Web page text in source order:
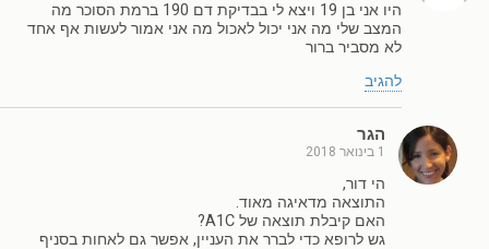
היו אני בן 19 ויצא לי בבדיקת דם 190 ברמת הסוכר מה
המצב שלי מה אני יכול לאכול מה אני אמור לעשות אף אחד
לא מסביר ברור
להגיב
הגר
1 בינואר 2018
הי דור,
התוצאה מדאיגה מאוד.
האם קיבלת תוצאה של A1C?
גש לרופא כדי לברר את העניין, אפשר גם לאחות בסניף